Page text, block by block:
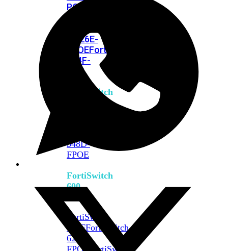
POE
M426E-
FPOEFortiSwitchRugged
424F-
POE
FortiSwitch
548D-
FPOE
FortiSwitch
600
FortiSwitch
624FFortiSwitch
624F-
FPOE
FortiSwitch